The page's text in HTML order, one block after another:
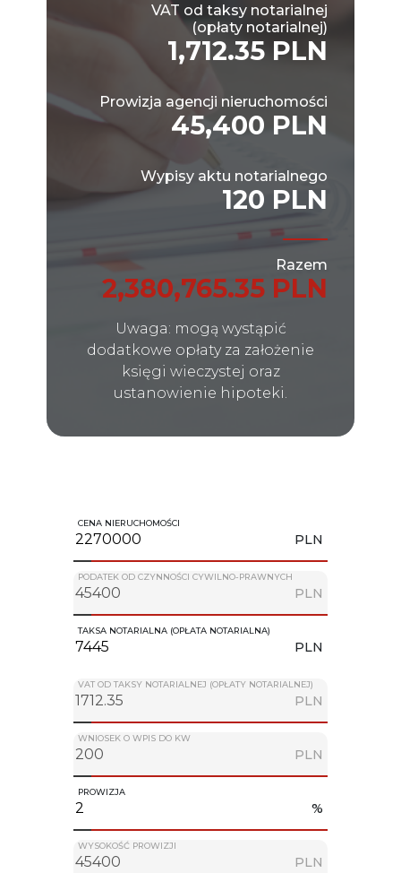
VAT od taksy notarialnej
(opłaty notarialnej)
1,712.35 PLN
Prowizja agencji nieruchomości
45,400 PLN
Wypisy aktu notarialnego
120 PLN
Razem
2,380,765.35 PLN
Uwaga: mogą wystąpić
dodatkowe opłaty za założenie
księgi wieczystej oraz
ustanowienie hipoteki.
CENA NIERUCHOMOŚCI
PLN
PODATEK OD CZYNNOŚCI CYWILNO-PRAWNYCH
PLN
TAKSA NOTARIALNA (OPŁATA NOTARIALNA)
PLN
VAT OD TAKSY NOTARIALNEJ (OPŁATY NOTARIALNEJ)
PLN
WNIOSEK O WPIS DO KW
PLN
PROWIZJA
%
WYSOKOŚĆ PROWIZJI
PLN